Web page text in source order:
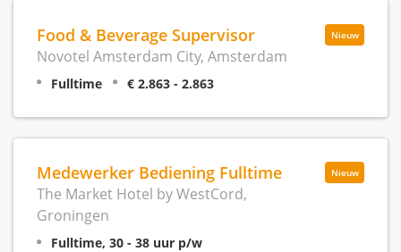
Nieuw
Food & Beverage Supervisor
Novotel Amsterdam City, Amsterdam
Fulltime € 2.863 - 2.863
Nieuw
Medewerker Bediening Fulltime
The Market Hotel by WestCord,
Groningen
Fulltime, 30 - 38 uur p/w